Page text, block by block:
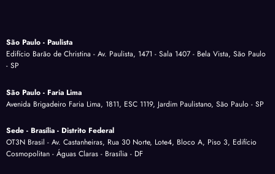
São Paulo - Paulista
Edifício Barão de Christina - Av. Paulista, 1471 - Sala 1407 - Bela Vista, São Paulo
- SP
São Paulo - Faria Lima
Avenida Brigadeiro Faria Lima, 1811, ESC 1119, Jardim Paulistano, São Paulo - SP
Sede - Brasília - Distrito Federal
OT3N Brasil - Av. Castanheiras, Rua 30 Norte, Lote4, Bloco A, Piso 3, Edifício
Cosmopolitan - Águas Claras - Brasília - DF